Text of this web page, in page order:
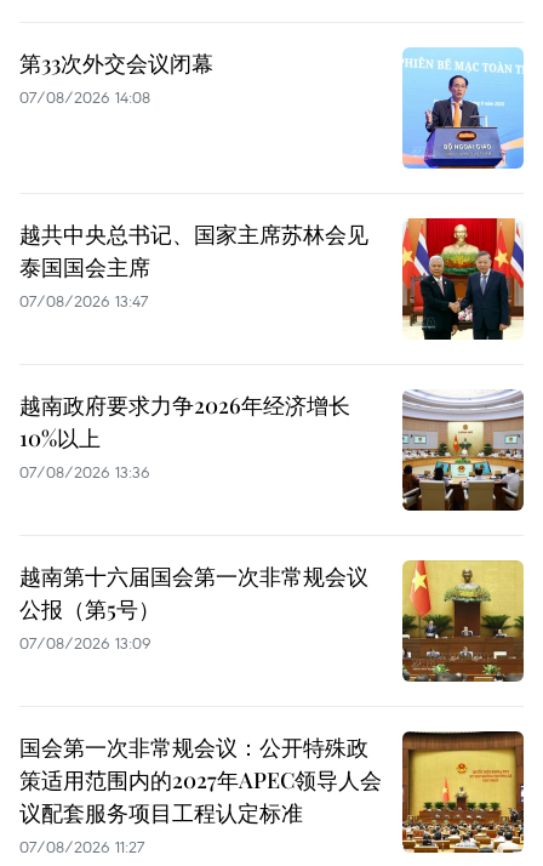
第33次外交会议闭幕
07/08/2026 14:08
越共中央总书记、国家主席苏林会见
泰国国会主席
07/08/2026 13:47
越南政府要求力争2026年经济增长
10%以上
07/08/2026 13:36
越南第十六届国会第一次非常规会议
公报（第5号）
07/08/2026 13:09
国会第一次非常规会议：公开特殊政
策适用范围内的2027年APEC领导人会
议配套服务项目工程认定标准
07/08/2026 11:27